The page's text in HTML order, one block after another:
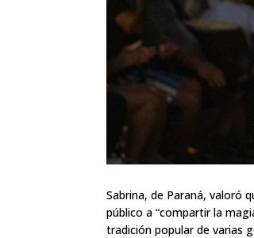
Sabrina, de Paraná, valoró
público a “compartir la
tradición popular de varias